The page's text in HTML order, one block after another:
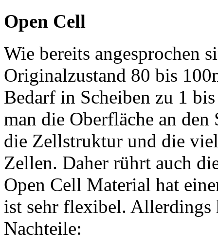
Open Cell
Wie bereits angesprochen
Originalzustand 80 bis
Bedarf in Scheiben zu 1
man die Oberfläche an
die Zellstruktur und die
Zellen. Daher rührt auch
Open Cell Material hat
ist sehr flexibel. Allerdings
Nachteile: